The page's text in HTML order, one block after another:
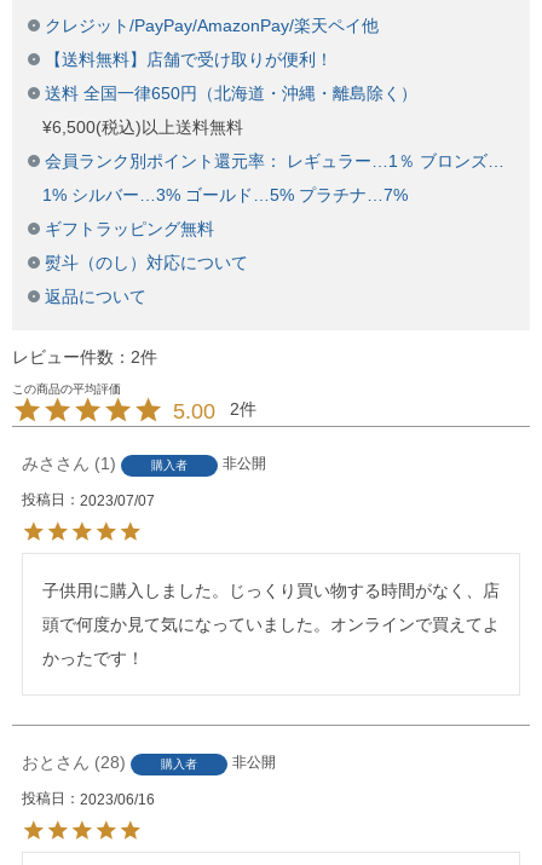
クレジット/PayPay/AmazonPay/楽天ペイ他
【送料無料】店舗で受け取りが便利！
送料 全国一律650円（北海道・沖縄・離島除く）
¥6,500(税込)以上送料無料
会員ランク別ポイント還元率： レギュラー…1％ ブロンズ…
1% シルバー…3% ゴールド…5% プラチナ…7%
ギフトラッピング無料
熨斗（のし）対応について
返品について
レビュー件数：2件
5.00 2
みさ 1 購入者 非公開
投稿日 2023/07/07
子供用に購入しました。じっくり買い物する時間がなく、店
頭で何度か見て気になっていました。オンラインで買えてよ
かったです！
おと 28 購入者 非公開
投稿日 2023/06/16